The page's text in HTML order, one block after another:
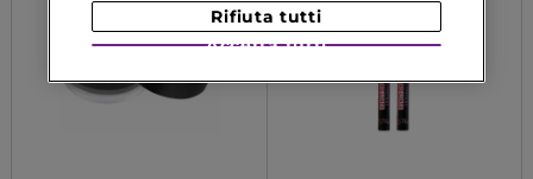
Rifiuta tutti
Accetta tutti